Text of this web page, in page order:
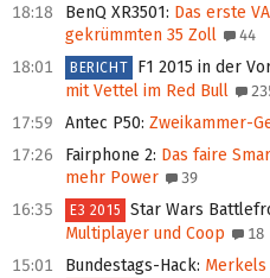
18:18 BenQ XR3501: Das erste
gekrümmten 35 Zoll
44
18:01 BERICHT F1 2015 in der
mit Vettel im Red Bull
17:59 Antec P50: Zweikammer-
17:26 Fairphone 2: Das faire
mehr Power
39
16:35 E3 2015 Star Wars
Multiplayer und Coop
18
15:01 Bundestags-Hack: